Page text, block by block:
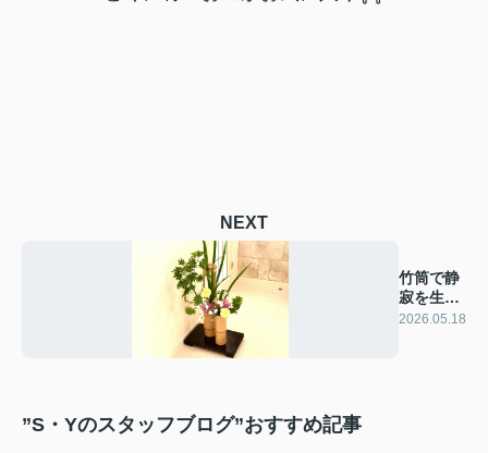
NEXT
竹筒で静
寂を生け
る
2026.05.18
”S・Yのスタッフブログ”おすすめ記事